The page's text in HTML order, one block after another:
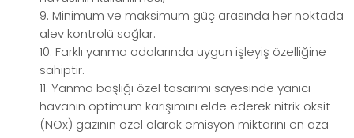
9. Minimum ve maksimum güç arasında her noktada
alev kontrolü sağlar.
10. Farklı yanma odalarında uygun işleyiş özelliğine
sahiptir.
11. Yanma başlığı özel tasarımı sayesinde yanıcı
havanın optimum karışımını elde ederek nitrik oksit
(NOx) gazının özel olarak emisyon miktarını en aza